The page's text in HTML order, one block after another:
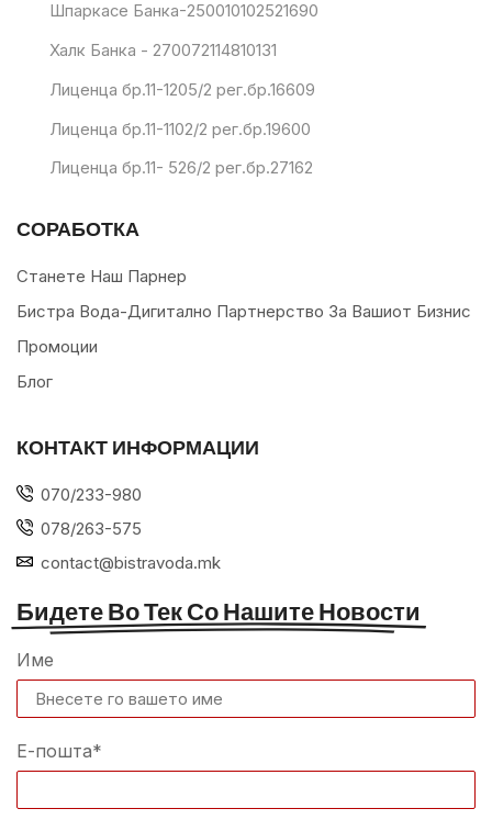
Шпаркасе Банка-250010102521690
Халк Банка - 270072114810131
Лиценца бр.11-1205/2 рег.бр.16609
Лиценца бр.11-1102/2 рег.бр.19600
Лиценца бр.11- 526/2 рег.бр.27162
СОРАБОТКА
Станете Наш Парнер
Бистра Вода-Дигитално Партнерство За Вашиот Бизнис
Промоции
Блог
КОНТАКТ ИНФОРМАЦИИ
070/233-980
078/263-575
contact@bistravoda.mk
Бидете Во Тек Со Нашите Новости
Име
Е-пошта*